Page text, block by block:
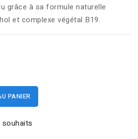
grâce à sa formule naturelle
et complexe végétal B19.
PANIER